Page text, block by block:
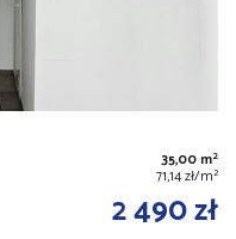
35,00 m2
71,14 zł/m2
2 490 zł